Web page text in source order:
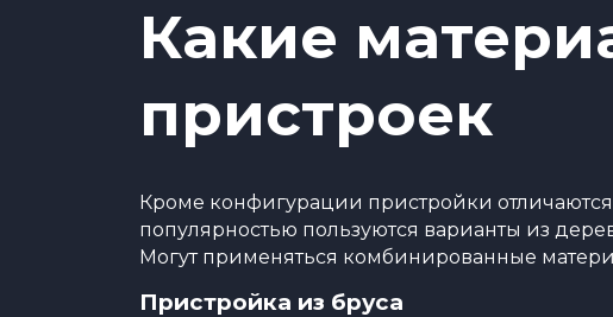
Какие
пристроек
Кроме конфигурации пристройки
популярностью пользуются варианты из
Могут применяться комбинированные
Пристройка из бруса